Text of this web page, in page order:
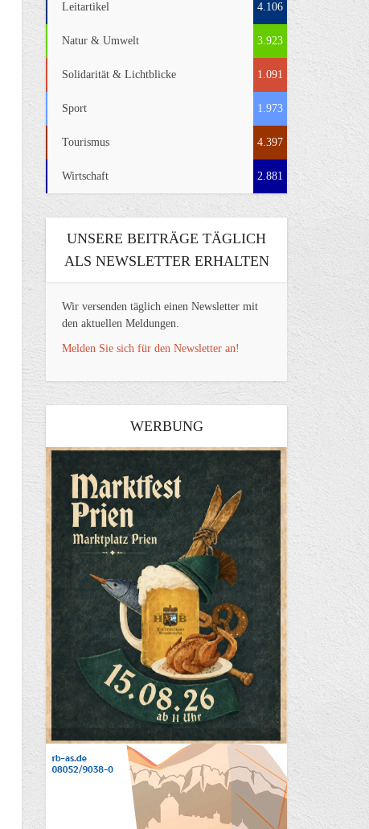
Leitartikel 4.106
Natur & Umwelt 3.923
Solidarität & Lichtblicke 1.091
Sport 1.973
Tourismus 4.397
Wirtschaft 2.881
UNSERE BEITRÄGE TÄGLICH
ALS NEWSLETTER ERHALTEN
Wir versenden täglich einen Newsletter mit
den aktuellen Meldungen.
Melden Sie sich für den Newsletter an!
WERBUNG